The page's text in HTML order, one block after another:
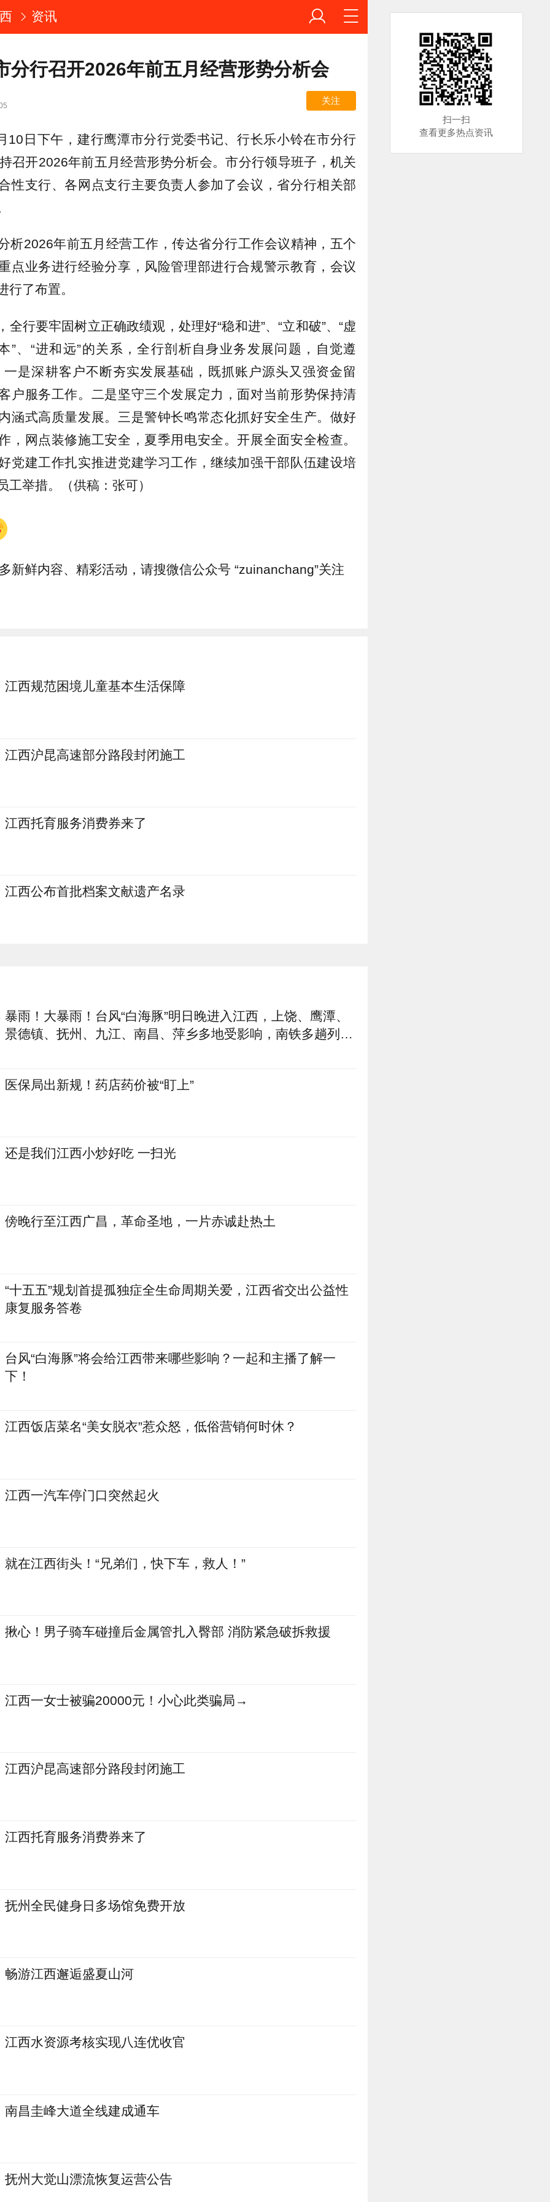
资讯
分行召开2026年前五月经营形势分析会
关注
10日下午，建行鹰潭市分行党委书记、行长乐小铃在市分行
召开2026年前五月经营形势分析会。市分行领导班子，机关
性支行、各网点支行主要负责人参加了会议，省分行相关部
析2026年前五月经营工作，传达省分行工作会议精神，五个
点业务进行经验分享，风险管理部进行合规警示教育，会议
行了布置。
全行要牢固树立正确政绩观，处理好“稳和进”、“立和破”、“虚
”、“进和远”的关系，全行剖析自身业务发展问题，自觉遵
一是深耕客户不断夯实发展基础，既抓账户源头又强资金留
户服务工作。二是坚守三个发展定力，面对当前形势保持清
涵式高质量发展。三是警钟长鸣常态化抓好安全生产。做好
，网点装修施工安全，夏季用电安全。开展全面安全检查。
党建工作扎实推进党建学习工作，继续加强干部队伍建设培
工举措。（供稿：张可）
新鲜内容、精彩活动，请搜微信公众号 “zuinanchang”关注
江西规范困境儿童基本生活保障
江西沪昆高速部分路段封闭施工
江西托育服务消费券来了
江西公布首批档案文献遗产名录
暴雨！大暴雨！台风“白海豚”明日晚进入江西，上饶、鹰潭、
景德镇、抚州、九江、南昌、萍乡多地受影响，南铁多趟列车
医保局出新规！药店药价被“盯上”
还是我们江西小炒好吃 一扫光
傍晚行至江西广昌，革命圣地，一片赤诚赴热土
“十五五”规划首提孤独症全生命周期关爱，江西省交出公益性
康复服务答卷
台风“白海豚”将会给江西带来哪些影响？一起和主播了解一
下！
江西饭店菜名“美女脱衣”惹众怒，低俗营销何时休？
江西一汽车停门口突然起火
就在江西街头！“兄弟们，快下车，救人！”
揪心！男子骑车碰撞后金属管扎入臀部 消防紧急破拆救援
江西一女士被骗20000元！小心此类骗局→
江西沪昆高速部分路段封闭施工
江西托育服务消费券来了
抚州全民健身日多场馆免费开放
畅游江西邂逅盛夏山河
江西水资源考核实现八连优收官
南昌圭峰大道全线建成通车
抚州大觉山漂流恢复运营公告
扫一扫
查看更多热点资讯